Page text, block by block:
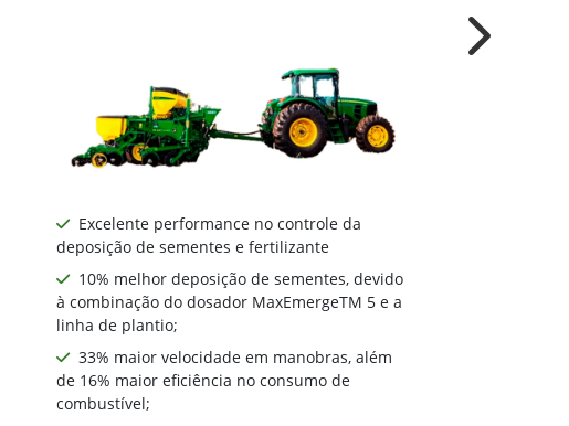
Excelente performance no controle da
deposição de sementes e fertilizante
10% melhor deposição de sementes, devido
à combinação do dosador MaxEmergeTM 5 e a
linha de plantio;
33% maior velocidade em manobras, além
de 16% maior eficiência no consumo de
combustível;
Next